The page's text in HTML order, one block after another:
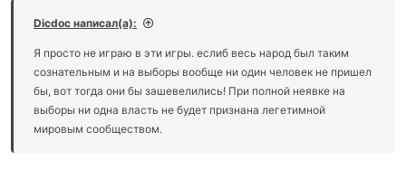
Dicdoc написал(а):
Я просто не играю в эти игры. еслиб весь народ был таким
сознательным и на выборы вообще ни один человек не пришел
бы, вот тогда они бы зашевелились! При полной неявке на
выборы ни одна власть не будет признана легетимной
мировым сообществом.